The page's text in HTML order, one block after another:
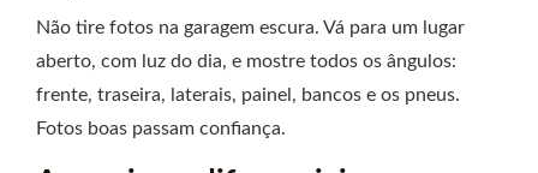
Não tire fotos na garagem escura. Vá para um lugar
aberto, com luz do dia, e mostre todos os ângulos:
frente, traseira, laterais, painel, bancos e os pneus.
Fotos boas passam confiança.